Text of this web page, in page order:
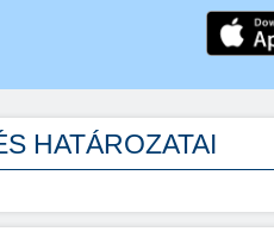
HATÁROZATAI